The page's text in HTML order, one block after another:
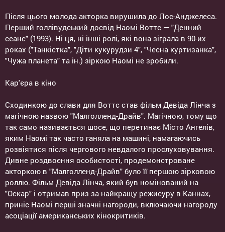
Після цього молода акторка вирушила до Лос-Анджелеса.
Перший голлівудський досвід Наомі Воттс — "Денний
сеанс" (1993). Ні ця, ні інші ролі, які вона зіграла в 90-их
роках ("Танкістка", "Діти кукурудзи 4", "Чесна куртизанка",
"Чужа планета" та ін.) зіркою Наомі не зробили.
Кар'єра в кіно
Сходинкою до слави для Воттс став фільм Девіда Лінча з
магічною назвою "Малголленд-Драйв". Магічною, тому що
так само називається шосе, що перетинає Місто Ангелів,
яким Наомі так часто ганяла на машині, намагаючись
розвіятися після чергового невдалого прослуховування.
Дивне роздвоєння особистості, продемонстроване
акторкою в "Малголленд-Драйв" було її першою зірковою
роллю. Фільм Девіда Лінча, який був номінований на
"Оскар" і отримав приз за найкращу режисуру в Каннах,
приніс Наомі перші значні нагороди, включаючи нагороду
асоціації американських кінокритиків.